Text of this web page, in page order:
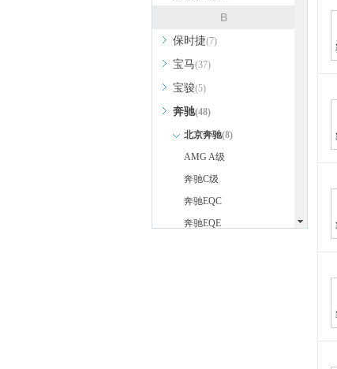
B
保时捷(7)
宝马(37)
宝骏(5)
奔驰(48)
北京奔驰(8)
AMG A级
奔驰C级
奔驰EQC
奔驰EQE